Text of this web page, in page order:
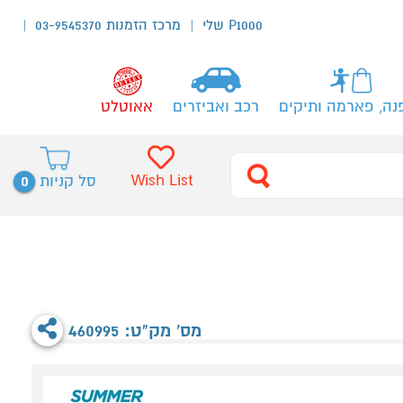
P1000 שלי מרכז הזמנות 03-9545370
פארמה ותיקים רכב ואביזרים אאוטלט
סל קניות 0 Wish List
מס' מק"ט: 460995